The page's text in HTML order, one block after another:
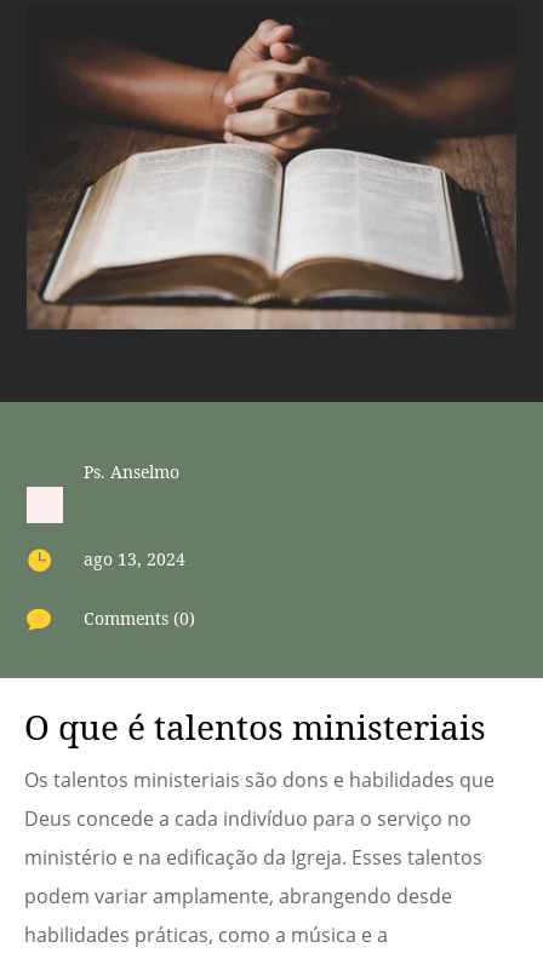
Ps. Anselmo
 ago 13, 2024
 Comments (0)
O que é talentos ministeriais
Os talentos ministeriais são dons e habilidades que
Deus concede a cada indivíduo para o serviço no
ministério e na edificação da Igreja. Esses talentos
podem variar amplamente, abrangendo desde
habilidades práticas, como a música e a